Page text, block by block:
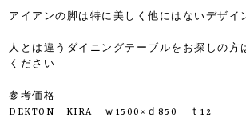
アイアンの脚は特に美しく他にはないデザイ
人とは違うダイニングテーブルをお探しの方
ください
参考価格
DEKTON KIRA ｗ1500×ｄ850 ｔ12